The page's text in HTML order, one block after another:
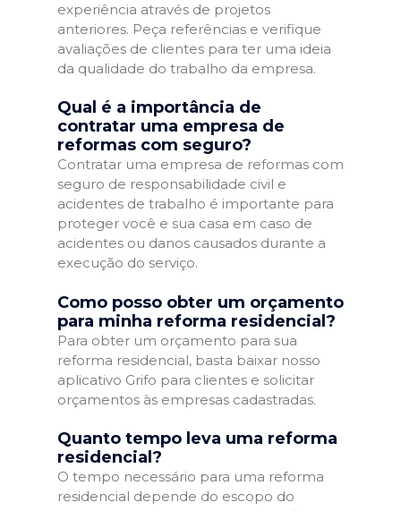
experiência através de projetos
anteriores. Peça referências e verifique
avaliações de clientes para ter uma ideia
da qualidade do trabalho da empresa.
Qual é a importância de
contratar uma empresa de
reformas com seguro?
Contratar uma empresa de reformas com
seguro de responsabilidade civil e
acidentes de trabalho é importante para
proteger você e sua casa em caso de
acidentes ou danos causados durante a
execução do serviço.
Como posso obter um orçamento
para minha reforma residencial?
Para obter um orçamento para sua
reforma residencial, basta baixar nosso
aplicativo Grifo para clientes e solicitar
orçamentos às empresas cadastradas.
Quanto tempo leva uma reforma
residencial?
O tempo necessário para uma reforma
residencial depende do escopo do